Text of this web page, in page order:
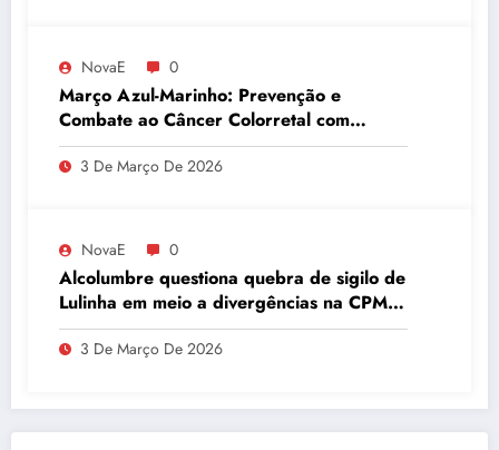
NovaE 0
Março Azul-Marinho: Prevenção e
Combate ao Câncer Colorretal com
Atividades Físicas
3 De Março De 2026
NovaE 0
Alcolumbre questiona quebra de sigilo de
Lulinha em meio a divergências na CPMI
do INSS
3 De Março De 2026